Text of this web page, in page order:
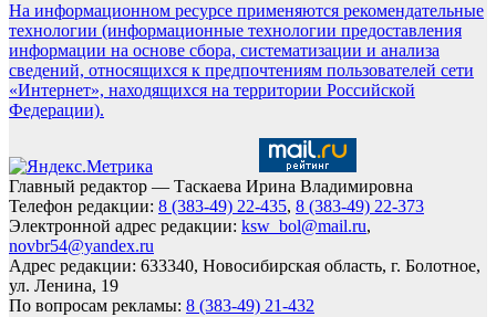
На информационном ресурсе применяются рекомендательные
технологии (информационные технологии предоставления
информации на основе сбора, систематизации и анализа
сведений, относящихся к предпочтениям пользователей сети
«Интернет», находящихся на территории Российской
Федерации).
Главный редактор — Таскаева Ирина Владимировна
Телефон редакции: 8 (383-49) 22-435, 8 (383-49) 22-373
Электронной адрес редакции: ksw_bol@mail.ru,
novbr54@yandex.ru
Адрес редакции: 633340, Новосибирская область, г. Болотное,
ул. Ленина, 19
По вопросам рекламы: 8 (383-49) 21-432